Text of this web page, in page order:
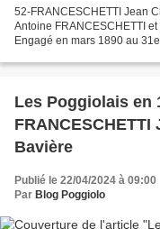
52-FRANCESCHETTI Jean
Antoine FRANCESCHETTI
Engagé en mars 1890 au
Les Poggiolais en
Bavière
Publié le 22/04/2024 à 09:00
Par Blog Poggiolo